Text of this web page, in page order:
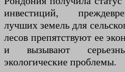
инвестиций,
лучших земель для
лесов препятствуют ее
и вызывают
экологические проблемы.